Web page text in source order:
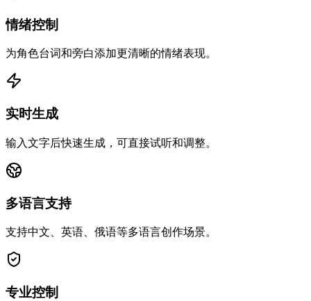
情绪控制
为角色台词和旁白添加更清晰的情绪表现。
实时生成
输入文字后快速生成，可直接试听和调整。
多语言支持
支持中文、英语、俄语等多语言创作场景。
专业控制